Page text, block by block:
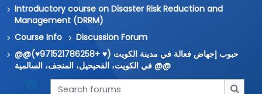
Introductory course on Disaster Risk Reduction and
Management (DRRM)
Course Info
Discussion Forum
@@حبوب إجهاض فعالة في مدينة الكويت (♥️ +971521786258♥️)
في الكويت، الفحيحيل، المنجف، السالمية @@
Search forums